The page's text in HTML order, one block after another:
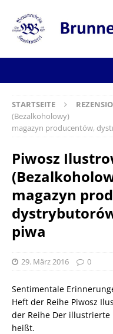
STARTSEITE
(Bezalkoholowy)
magazyn producentów,
Piwosz
magazyn
piwa
29. März 2016 0
Sentimentale
Heft der Reihe Piwosz
der Reihe Der
heißt.